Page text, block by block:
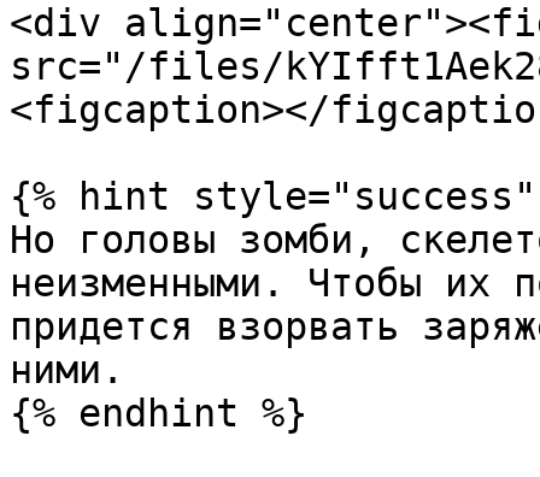
<div
src="/files/
<figcaption></
{% hint style="success"
Но головы зомби,
неизменными. Чтобы их
придется взорвать
ними.
{% endhint %}